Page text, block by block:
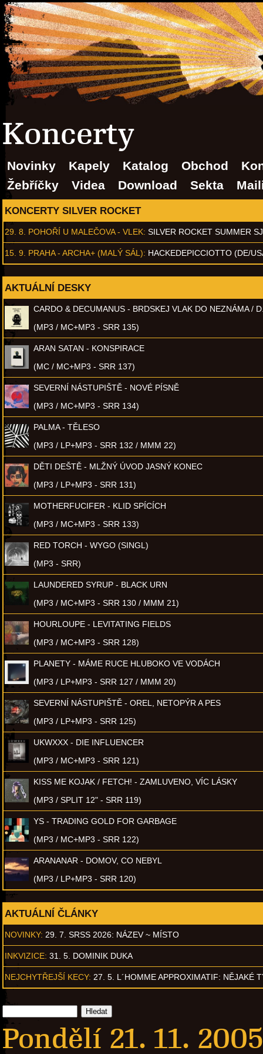
Koncerty
Novinky Kapely Katalog Obchod
Žebříčky
Videa Download Sekta
KONCERTY SILVER ROCKET
29. 8. POHOŘÍ U MALEČOVA - VLEK: SILVER ROCKET SUMMER
15. 9. PRAHA - ARCHA+ (MALÝ SÁL): HACKEDEPICCIOTTO (DE/
AKTUÁLNÍ DESKY
CARDO & DECUMANUS - BRDSKEJ VLAK DO NEZNÁMA /
(MP3 / MC+MP3 - SRR 135)
ARAN SATAN - KONSPIRACE
(MC / MC+MP3 - SRR 137)
SEVERNÍ NÁSTUPIŠTĚ - NOVÉ PÍSNĚ
(MP3 / MC+MP3 - SRR 134)
PALMA - TĚLESO
(MP3 / LP+MP3 - SRR 132 / MMM 22)
DĚTI DEŠTĚ - MLŽNÝ ÚVOD JASNÝ KONEC
(MP3 / LP+MP3 - SRR 131)
MOTHERFUCIFER - KLID SPÍCÍCH
(MP3 / MC+MP3 - SRR 133)
RED TORCH - WYGO (SINGL)
(MP3 - SRR)
LAUNDERED SYRUP - BLACK URN
(MP3 / MC+MP3 - SRR 130 / MMM 21)
HOURLOUPE - LEVITATING FIELDS
(MP3 / MC+MP3 - SRR 128)
PLANETY - MÁME RUCE HLUBOKO VE VODÁCH
(MP3 / LP+MP3 - SRR 127 / MMM 20)
SEVERNÍ NÁSTUPIŠTĚ - OREL, NETOPÝR A PES
(MP3 / LP+MP3 - SRR 125)
UKWXXX - DIE INFLUENCER
(MP3 / MC+MP3 - SRR 121)
KISS ME KOJAK / FETCH! - ZAMLUVENO, VÍC LÁSKY
(MP3 / SPLIT 12" - SRR 119)
YS - TRADING GOLD FOR GARBAGE
(MP3 / MC+MP3 - SRR 122)
ARANANAR - DOMOV, CO NEBYL
(MP3 / LP+MP3 - SRR 120)
AKTUÁLNÍ ČLÁNKY
NOVINKY: 29. 7. SRSS 2026: NÁZEV ~ MÍSTO
INKVIZICE: 31. 5. DOMINIK DUKA
NEJCHYTŘEJŠÍ KECY: 27. 5. L´HOMME APPROXIMATIF: NĚJAKÉ
Pondělí 21. 11.